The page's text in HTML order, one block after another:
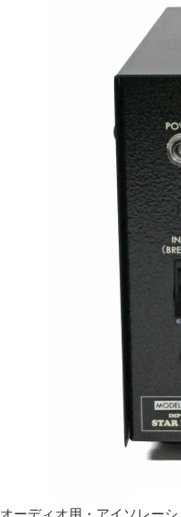
オーディオ用・アイソレー